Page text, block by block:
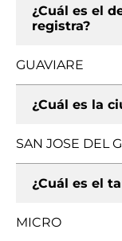
¿Cuál es el
registra?
GUAVIARE
¿Cuál es la
SAN JOSE DEL
¿Cuál es el
MICRO